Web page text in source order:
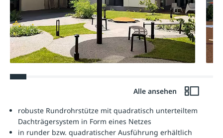
Alle ansehen
robuste Rundrohrstütze mit quadratisch unterteiltem
Dachträgersystem in Form eines Netzes
in runder bzw. quadratischer Ausführung erhältlich